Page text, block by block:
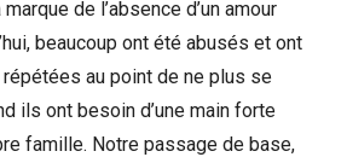
de l’absence d’un amour
beaucoup ont été abusés et ont
au point de ne plus se
ils ont besoin d’une main forte
famille. Notre passage de base,